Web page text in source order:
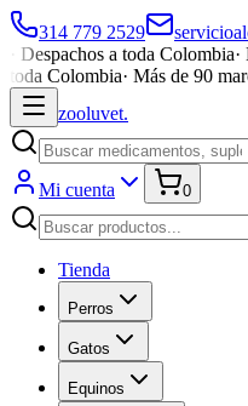
314 779 2529
Despachos a toda Colombia·
toda Colombia· Más de 90
zooluvet.
Mi cuenta 0
Tienda
Perros
Gatos
Equinos